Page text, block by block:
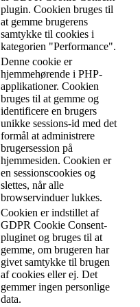
plugin. Cookien bruges til
at gemme brugerens
samtykke til cookies i
kategorien "Performance".
Denne cookie er
hjemmehørende i PHP-
applikationer. Cookien
bruges til at gemme og
identificere en brugers
unikke sessions-id med det
formål at administrere
brugersession på
hjemmesiden. Cookien er
en sessionscookies og
slettes, når alle
browservinduer lukkes.
Cookien er indstillet af
GDPR Cookie Consent-
pluginet og bruges til at
gemme, om brugeren har
givet samtykke til brugen
af cookies eller ej. Det
gemmer ingen personlige
data.